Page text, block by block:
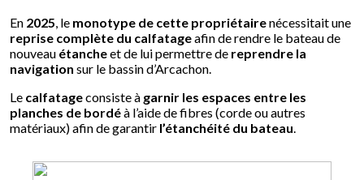
En 2025, le monotype de cette propriétairenécessitait une
reprise complète du calfatageafin de rendre le bateau de
nouveau étancheet de lui permettre de reprendre la
navigation sur le bassin d’Arcachon.
Le calfatageconsiste à garnir les espaces entre les
planches de bordéà l’aide de fibres (corde ou autres
matériaux) afin de garantir l’étanchéité du bateau.